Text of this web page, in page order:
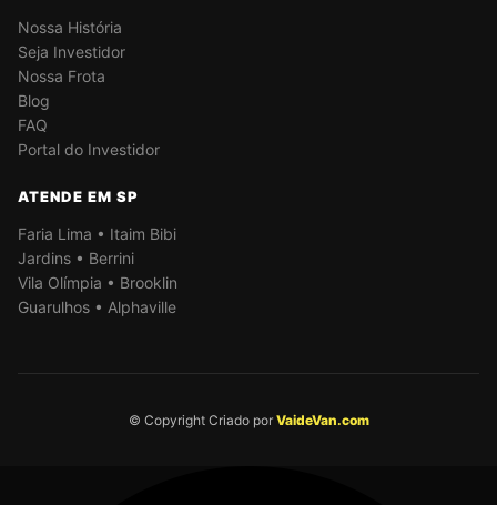
Nossa História
Seja Investidor
Nossa Frota
Blog
FAQ
Portal do Investidor
ATENDE EM SP
Faria Lima • Itaim Bibi
Jardins • Berrini
Vila Olímpia • Brooklin
Guarulhos • Alphaville
© Copyright Criado por VaideVan.com